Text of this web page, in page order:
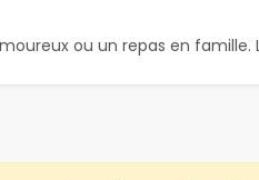
ou un repas en